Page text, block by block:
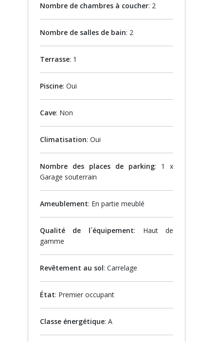
Nombre de chambres à coucher: 2
Nombre de salles de bain: 2
Terrasse: 1
Piscine: Oui
Cave: Non
Climatisation: Oui
Nombre des places de parking: 1 x
Garage souterrain
Ameublement: En partie meublé
Qualité de l´équipement: Haut de
gamme
Revêtement au sol: Carrelage
État: Premier occupant
Classe énergétique: A